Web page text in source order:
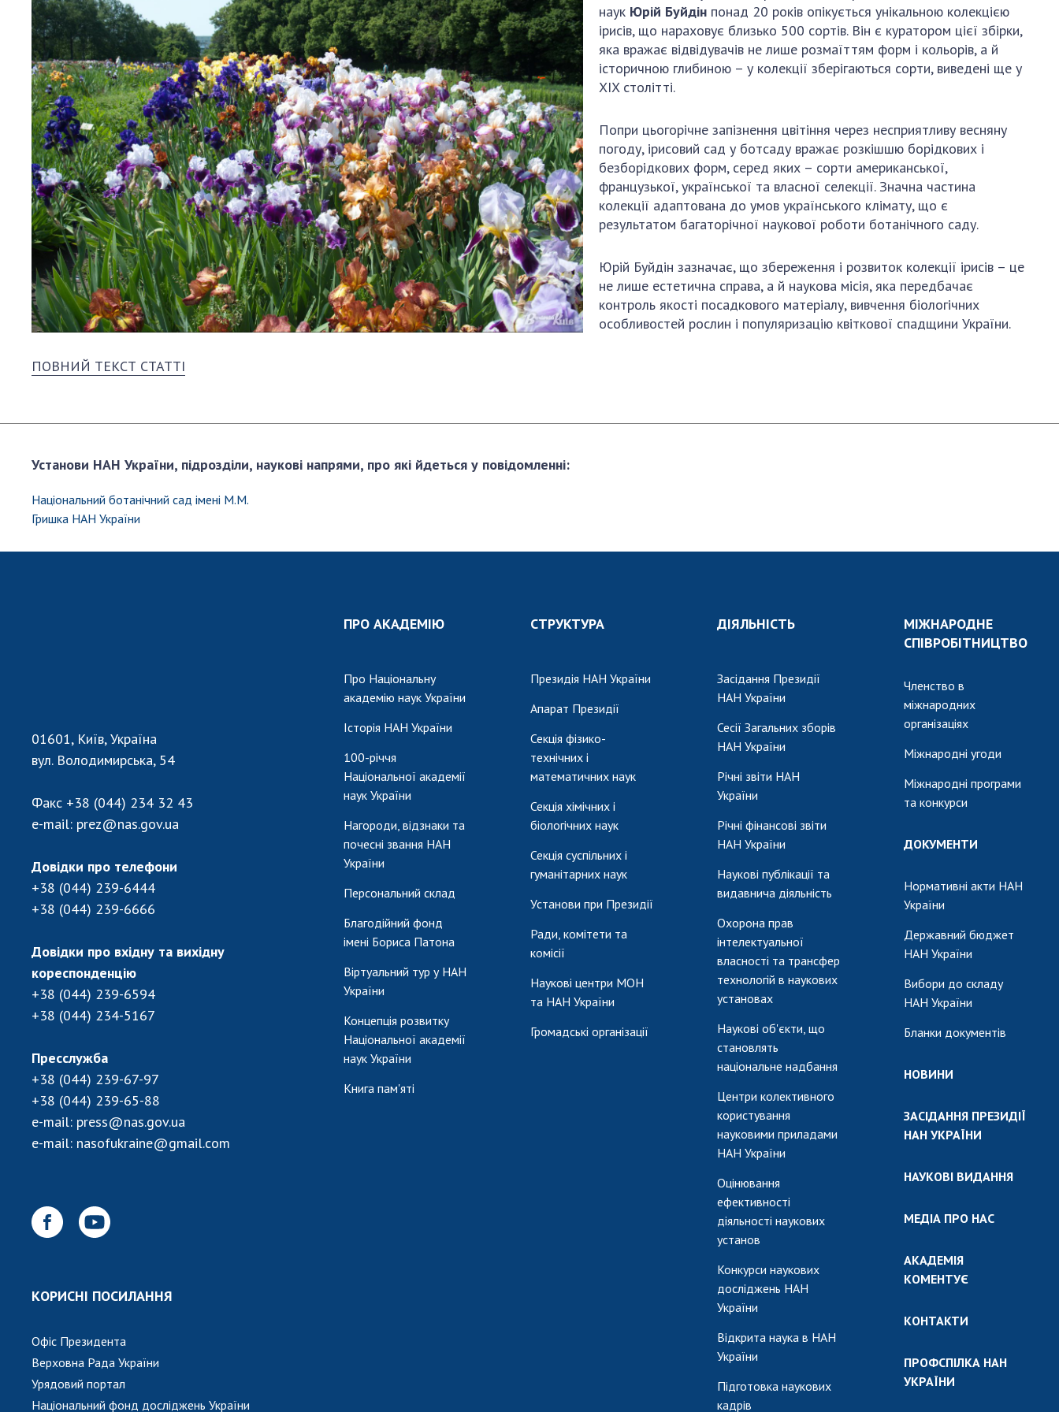
Персональний склад
Благодійний фонд
імені Бориса Патона
Віртуальний тур у
НАН України
Концепція розвитку
Національної
академії наук
України
Книга пам'яті
наук
Установи при
Президії
Ради, комітети
та комісії
Наукові центри
МОН та НАН
України
Громадські
організації
Наукові об'єкти, що становлять
національне надбання
Центри колективного
користування науковими
приладами НАН України
діяльності наукових установ
Конкурси наукових досліджень
НАН України
Відкрита наука в НАН України
Підготовка наукових кадрів
Робота з молоддю
НАН України
Державний
бюджет НАН
України
Бланки документів
НОВИНИ
ЗАСІДАННЯ
ПРЕЗИДІЇ НАН
НАУКОВІ
ВИДАННЯ
МЕДІА ПРО НАС
наук Юрій Буйдін понад 20 років опікується унікальною колекцією
ірисів, що нараховує близько 500 сортів. Він є куратором цієї збірки,
яка вражає відвідувачів не лише розмаїттям форм і кольорів, а й
історичною глибиною – у колекції зберігаються сорти, виведені ще у
XIX столітті.
Попри цьогорічне запізнення цвітіння через несприятливу весняну
погоду, ірисовий сад у ботсаду вражає розкішшю борідкових і
безборідкових форм, серед яких – сорти американської,
французької, української та власної селекції. Значна частина
колекції адаптована до умов українського клімату, що є
результатом багаторічної наукової роботи ботанічного саду.
Юрій Буйдін зазначає, що збереження і розвиток колекції ірисів – це
не лише естетична справа, а й наукова місія, яка передбачає
контроль якості посадкового матеріалу, вивчення біологічних
особливостей рослин і популяризацію квіткової спадщини України.
ПОВНИЙ ТЕКСТ СТАТТІ
Установи НАН України, підрозділи, наукові напрями, про які йдеться у повідомленні:
Національний ботанічний сад імені М.М.
Гришка НАН України
01601, Київ, Україна
вул. Володимирська, 54
Факс +38 (044) 234 32 43
e-mail: prez@nas.gov.ua
Довідки про телефони
+38 (044) 239-6444
+38 (044) 239-6666
Довідки про вхідну та вихідну
кореспонденцію
+38 (044) 239-6594
+38 (044) 234-5167
Пресслужба
+38 (044) 239-67-97
+38 (044) 239-65-88
e-mail: press@nas.gov.ua
e-mail: nasofukraine@gmail.com
КОРИСНІ ПОСИЛАННЯ
Офіс Президента
Верховна Рада України
Урядовий портал
Національний фонд досліджень України
ПРО АКАДЕМІЮ
Про Національну
академію наук України
Історія НАН України
100-річчя
Національної академії
наук України
Нагороди, відзнаки та
почесні звання НАН
України
Персональний склад
Благодійний фонд
імені Бориса Патона
Віртуальний тур у НАН
України
Концепція розвитку
Національної академії
наук України
Книга пам'яті
СТРУКТУРА
Президія НАН України
Апарат Президії
Секція фізико-
технічних і
математичних наук
Секція хімічних і
біологічних наук
Секція суспільних і
гуманітарних наук
Установи при Президії
Ради, комітети та
комісії
Наукові центри МОН
та НАН України
Громадські організації
ДІЯЛЬНІСТЬ
Засідання Президії
НАН України
Сесії Загальних зборів
НАН України
Річні звіти НАН
України
Річні фінансові звіти
НАН України
Наукові публікації та
видавнича діяльність
Охорона прав
інтелектуальної
власності та трансфер
технологій в наукових
установах
Наукові об'єкти, що
становлять
національне надбання
Центри колективного
користування
науковими приладами
НАН України
Оцінювання
ефективності
діяльності наукових
установ
Конкурси наукових
досліджень НАН
України
Відкрита наука в НАН
України
Підготовка наукових
кадрів
МІЖНАРОДНЕ
СПІВРОБІТНИЦТВО
Членство в
міжнародних
організаціях
Міжнародні угоди
Міжнародні програми
та конкурси
ДОКУМЕНТИ
Нормативні акти НАН
України
Державний бюджет
НАН України
Вибори до складу
НАН України
Бланки документів
НОВИНИ
ЗАСІДАННЯ ПРЕЗИДІЇ
НАН УКРАЇНИ
НАУКОВІ ВИДАННЯ
МЕДІА ПРО НАС
АКАДЕМІЯ
КОМЕНТУЄ
КОНТАКТИ
ПРОФСПІЛКА НАН
УКРАЇНИ